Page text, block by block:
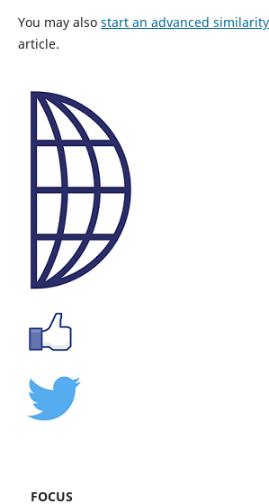
You may also start an advanced
article.
FOCUS